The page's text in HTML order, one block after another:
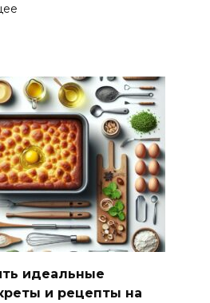
идеальные
и рецепты на